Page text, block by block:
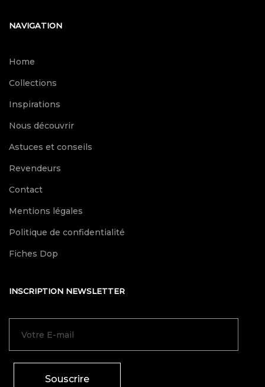
NAVIGATION
Home
Collections
Inspirations
Nous découvrir
Astuces et conseils
Revendeurs
Contact
Mentions légales
Politique de confidentialité
Fiches Dop
INSCRIPTION NEWSLETTER
Souscrire